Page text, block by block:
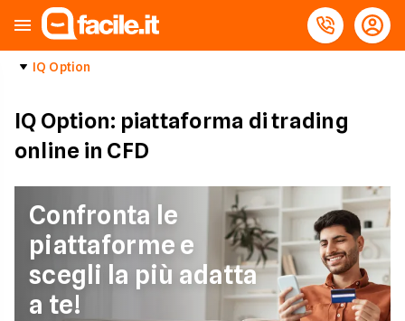
IQ Option
IQ Option: piattaforma di trading
online in CFD
Confronta le
piattaforme e
scegli la più adatta
a te!